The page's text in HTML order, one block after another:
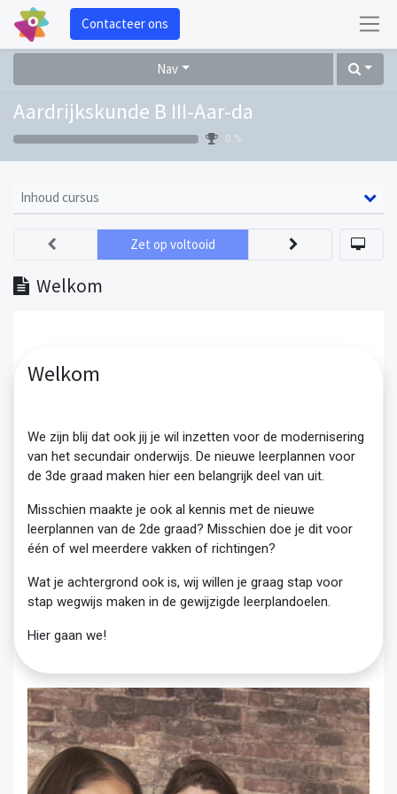
Contacteer ons
Nav
Aardrijkskunde B III-Aar-da
0 %
Inhoud cursus
Welkom
Zet op voltooid
Welkom
We zijn blij dat ook jij je wil inzetten voor de modernisering
van het secundair onderwijs. De nieuwe leerplannen voor
de 3de graad maken hier een belangrijk deel van uit.
Misschien maakte je ook al kennis met de nieuwe
leerplannen van de 2de graad? Misschien doe je dit voor
één of wel meerdere vakken of richtingen?
Wat je achtergrond ook is, wij willen je graag stap voor
stap wegwijs maken in de gewijzigde leerplandoelen.
Hier gaan we!